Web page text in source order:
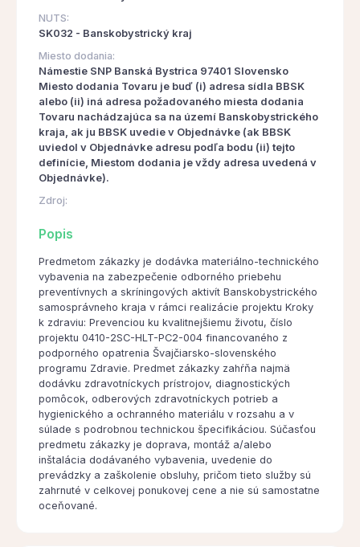
NUTS:
SK032 - Banskobystrický kraj
Miesto dodania:
Námestie SNP Banská Bystrica 97401 Slovensko
Miesto dodania Tovaru je buď (i) adresa sídla BBSK
alebo (ii) iná adresa požadovaného miesta dodania
Tovaru nachádzajúca sa na území Banskobystrického
kraja, ak ju BBSK uvedie v Objednávke (ak BBSK
uviedol v Objednávke adresu podľa bodu (ii) tejto
definície, Miestom dodania je vždy adresa uvedená v
Objednávke).
Zdroj:
Popis
Predmetom zákazky je dodávka materiálno-technického
vybavenia na zabezpečenie odborného priebehu
preventívnych a skríningových aktivít Banskobystrického
samosprávneho kraja v rámci realizácie projektu Kroky
k zdraviu: Prevenciou ku kvalitnejšiemu životu, číslo
projektu 0410-2SC-HLT-PC2-004 financovaného z
podporného opatrenia Švajčiarsko-slovenského
programu Zdravie. Predmet zákazky zahŕňa najmä
dodávku zdravotníckych prístrojov, diagnostických
pomôcok, odberových zdravotníckych potrieb a
hygienického a ochranného materiálu v rozsahu a v
súlade s podrobnou technickou špecifikáciou. Súčasťou
predmetu zákazky je doprava, montáž a/alebo
inštalácia dodávaného vybavenia, uvedenie do
prevádzky a zaškolenie obsluhy, pričom tieto služby sú
zahrnuté v celkovej ponukovej cene a nie sú samostatne
oceňované.